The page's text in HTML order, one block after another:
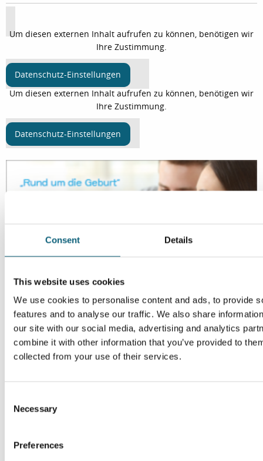
Consent Details
This website uses cookies
We use cookies to personalise content and ads, to provide
features and to analyse our traffic. We also share
our site with our social media, advertising and analytics
combine it with other information that you’ve provided to
collected from your use of their services.
Necessary
Preferences
Um diesen externen Inhalt aufrufen zu können, benötigen wir
Ihre Zustimmung.
Datenschutz-Einstellungen
Um diesen externen Inhalt aufrufen zu können, benötigen wir
Ihre Zustimmung.
Datenschutz-Einstellungen
Um diesen externen Inhalt aufrufen zu können, benötigen wir
Datenschutz-Einstellungen